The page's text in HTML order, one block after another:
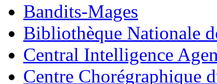
Bandits-Mages
Bibliothèque Nationale
Central Intelligence
Centre Chorégraphique